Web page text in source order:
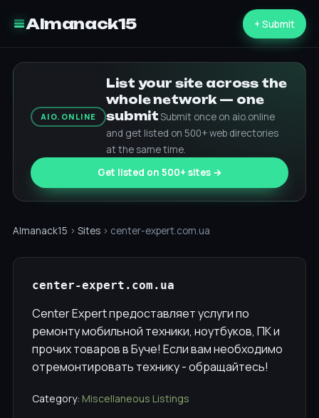
Almanack15 + Submit
AIO.ONLINE
List your site across the
whole network — one
submitSubmit once on aio.online
and get listed on 500+ web directories
at the same time.
Get listed on 500+ sites →
Almanack15 › Sites › center-expert.com.ua
center-expert.com.ua
Center Expert предоставляет услуги по
ремонту мобильной техники, ноутбуков, ПК и
прочих товаров в Буче! Если вам необходимо
отремонтировать технику - обращайтесь!
Category: Miscellaneous Listings